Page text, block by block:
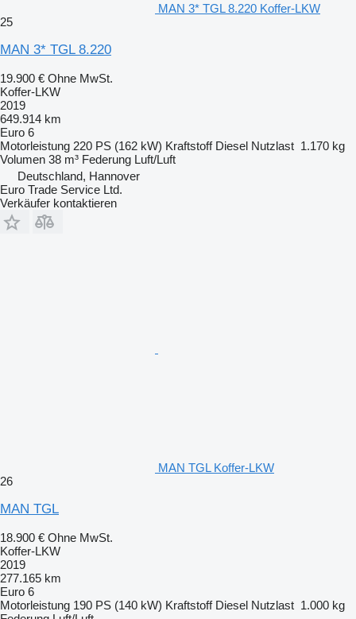
MAN 3* TGL 8.220 Koffer-LKW
25
MAN 3* TGL 8.220
19.900 € Ohne MwSt.
Koffer-LKW
2019
649.914 km
Euro 6
Motorleistung 220 PS (162 kW) Kraftstoff Diesel Nutzlast 1.170 kg
Volumen 38 m³ Federung Luft/Luft
Deutschland, Hannover
Euro Trade Service Ltd.
Verkäufer kontaktieren
MAN TGL Koffer-LKW
26
MAN TGL
18.900 € Ohne MwSt.
Koffer-LKW
2019
277.165 km
Euro 6
Motorleistung 190 PS (140 kW) Kraftstoff Diesel Nutzlast 1.000 kg